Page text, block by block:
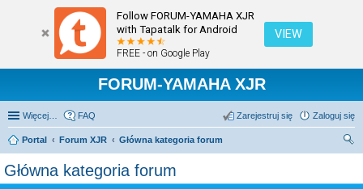
Follow FORUM-YAMAHA XJR
with Tapatalk for Android
FREE - on Google Play
VIEW
FORUM-YAMAHA XJR
Więcej… FAQ Zaloguj się
Zarejestruj się
Portal Forum XJR
Główna kategoria forum
Główna kategoria forum